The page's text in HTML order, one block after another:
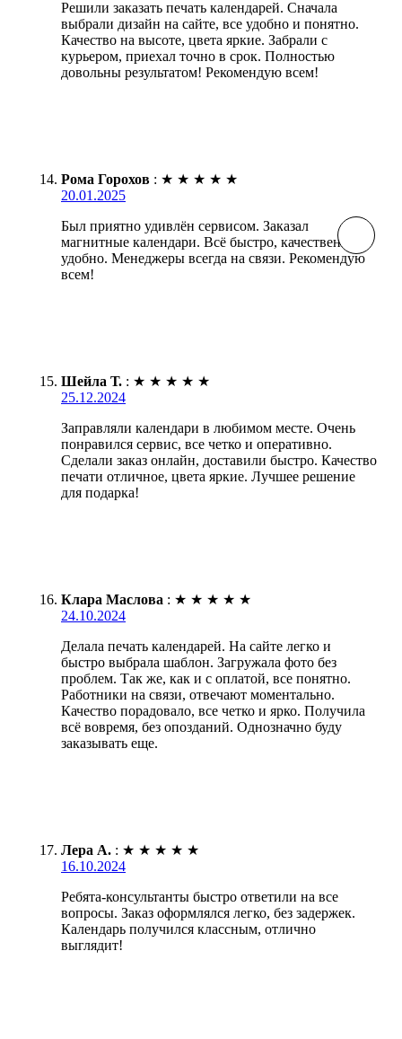
Решили заказать печать календарей. Сначала
выбрали дизайн на сайте, все удобно и понятно.
Качество на высоте, цвета яркие. Забрали с
курьером, приехал точно в срок. Полностью
довольны результатом! Рекомендую всем!
Рома Горохов : ★ ★ ★ ★ ★
20.01.2025
Был приятно удивлён сервисом. Заказал
магнитные календари. Всё быстро, качественно и
удобно. Менеджеры всегда на связи. Рекомендую
всем!
Шейла Т. : ★ ★ ★ ★ ★
25.12.2024
Заправляли календари в любимом месте. Очень
понравился сервис, все четко и оперативно.
Сделали заказ онлайн, доставили быстро. Качество
печати отличное, цвета яркие. Лучшее решение
для подарка!
Клара Маслова : ★ ★ ★ ★ ★
24.10.2024
Делала печать календарей. На сайте легко и
быстро выбрала шаблон. Загружала фото без
проблем. Так же, как и с оплатой, все понятно.
Работники на связи, отвечают моментально.
Качество порадовало, все четко и ярко. Получила
всё вовремя, без опозданий. Однозначно буду
заказывать еще.
Лера А. : ★ ★ ★ ★ ★
16.10.2024
Ребята-консультанты быстро ответили на все
вопросы. Заказ оформлялся легко, без задержек.
Календарь получился классным, отлично
выглядит!